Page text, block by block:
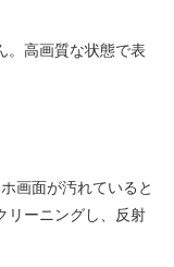
。高画質な状態で表
画面が汚れていると
リーニングし、反射